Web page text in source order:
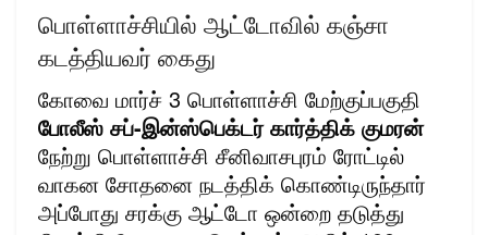
பொள்ளாச்சியில் ஆட்டோவில் கஞ்சா
கடத்தியவர் கைது
கோவை மார்ச் 3 பொள்ளாச்சி மேற்குப்பகுதி
போலீஸ் சப்-இன்ஸ்பெக்டர் கார்த்திக் குமரன்
நேற்று பொள்ளாச்சி சீனிவாசபுரம் ரோட்டில்
வாகன சோதனை நடத்திக் கொண்டிருந்தார்
அப்போது சரக்கு ஆட்டோ ஒன்றை தடுத்து